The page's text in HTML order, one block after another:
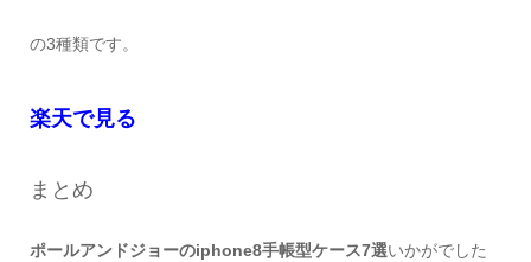
の3種類です。
楽天で見る
まとめ
ポールアンドジョーのiphone8手帳型ケース7選いかがでした